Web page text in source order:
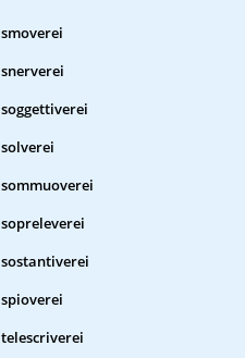
smoverei
snerverei
soggettiverei
solverei
sommuoverei
sopreleverei
sostantiverei
spioverei
telescriverei